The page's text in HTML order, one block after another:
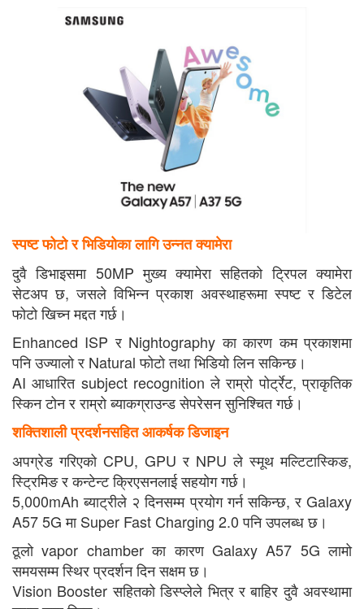
स्पष्ट फोटो र भिडियोका लागि उन्नत क्यामेरा
दुवै डिभाइसमा 50MP मुख्य क्यामेरा सहितको ट्रिपल क्यामेरा
सेटअप छ, जसले विभिन्न प्रकाश अवस्थाहरूमा स्पष्ट र डिटेल
फोटो खिच्न मद्दत गर्छ।
Enhanced ISP र Nightography का कारण कम प्रकाशमा
पनि उज्यालो र Natural फोटो तथा भिडियो लिन सकिन्छ।
AI आधारित subject recognition ले राम्रो पोर्ट्रेट, प्राकृतिक
स्किन टोन र राम्रो ब्याकग्राउन्ड सेपरेसन सुनिश्चित गर्छ।
शक्तिशाली प्रदर्शनसहित आकर्षक डिजाइन
अपग्रेड गरिएको CPU, GPU र NPU ले स्मूथ मल्टिटास्किङ,
स्ट्रिमिङ र कन्टेन्ट क्रिएसनलाई सहयोग गर्छ।
5,000mAh ब्याट्रीले २ दिनसम्म प्रयोग गर्न सकिन्छ, र Galaxy
A57 5G मा Super Fast Charging 2.0 पनि उपलब्ध छ।
ठूलो vapor chamber का कारण Galaxy A57 5G लामो
समयसम्म स्थिर प्रदर्शन दिन सक्षम छ।
Vision Booster सहितको डिस्प्लेले भित्र र बाहिर दुवै अवस्थामा